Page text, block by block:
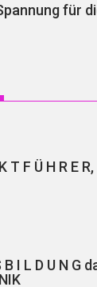
für
T F Ü H R E
I L D U N G